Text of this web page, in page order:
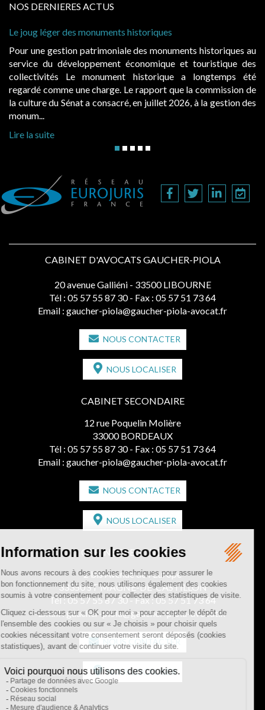
NOS DERNIERES ACTUS
des monuments historiques
patrimoniale des monuments historiques au
développement économique et touristique des
Le monument historique a longtemps été
une charge. Le rapport que la commission de
Sénat a consacré, en juillet 2026, à la gestion des
Evocatrices
également
public, elles
CABINET D'AVOCATS GAUCHER-PIOLA
20 avenue Galliéni - 33500 LIBOURNE
Tél : 05 57 55 87 30 - Fax : 05 57 51 73 64
Email : gaucher-piola@gaucher-piola-avocat.fr
NOUS CONTACTER
NOUS LOCALISER
CABINET SECONDAIRE
12 rue Poquelin Molière
33000 BORDEAUX
Tél : 05 57 55 87 30 - Fax : 05 57 51 73 64
Email : gaucher-piola@gaucher-piola-avocat.fr
NOUS CONTACTER
NOUS LOCALISER
CABINET SECONDAIRE
2 bis Avenue de l'Europe
33350 ST MAGNE-DE-CASTILLON
Tél :05 57 55 87 30- Fax : 05 57 51 73 64
Email :gaucher-piola@gaucher-piola-avocat.fr
NOUS CONTACTER
NOUS LOCALISER